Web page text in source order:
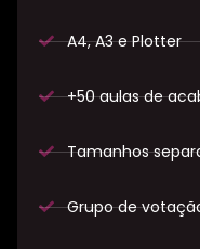
A4, A3 e Plotter
+50 aulas de
Tamanhos
Grupo de